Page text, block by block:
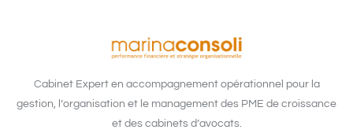
Cabinet Expert en accompagnement opérationnel pour la
gestion, l’organisation et le management des PME de croissance
et des cabinets d’avocats.